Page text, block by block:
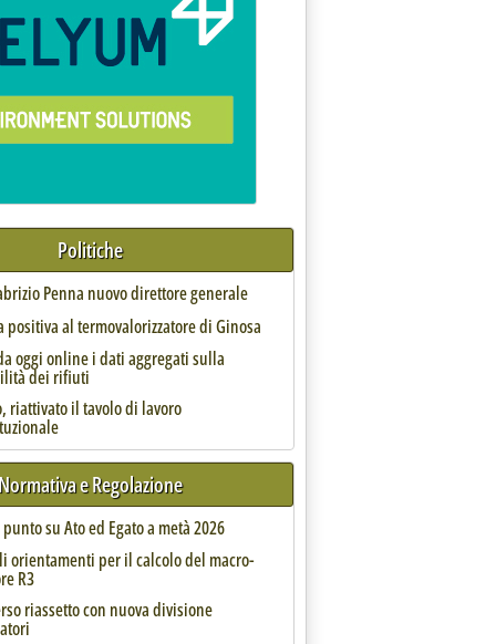
i Comuni italiani'
non vogliono smantellare i diritti ma promuovere
di Ricerca sulle Acque del Cnr lanciano Bioref
2021 alle 12.58.
Politiche
Penna nuovo direttore generale
positiva al termovalorizzatore di Ginosa
oggi online i dati aggregati sulla
dei rifiuti
riattivato il tavolo di lavoro
Normativa e Regolazione
su Ato ed Egato a metà 2026
orientamenti per il calcolo del macro-
R3
riassetto con nuova divisione